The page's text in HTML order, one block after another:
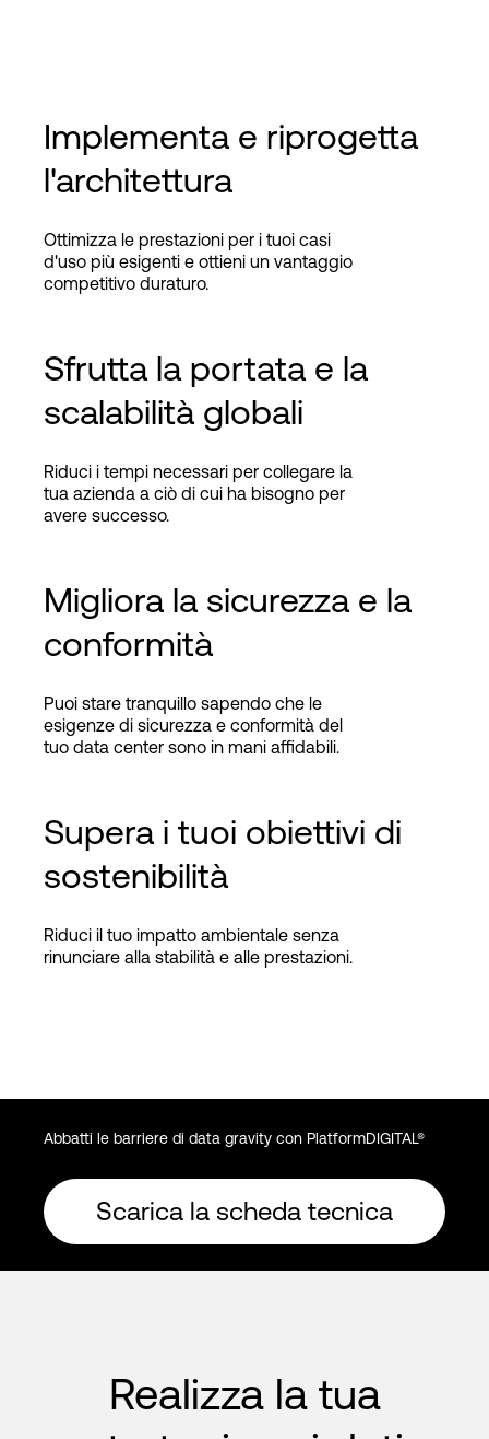
Implementa e riprogetta
l'architettura
Ottimizza le prestazioni per i tuoi casi
d'uso più esigenti e ottieni un vantaggio
competitivo duraturo.
Sfrutta la portata e la
scalabilità globali
Riduci i tempi necessari per collegare la
tua azienda a ciò di cui ha bisogno per
avere successo.
Migliora la sicurezza e la
conformità
Puoi stare tranquillo sapendo che le
esigenze di sicurezza e conformità del
tuo data center sono in mani affidabili.
Supera i tuoi obiettivi di
sostenibilità
Riduci il tuo impatto ambientale senza
rinunciare alla stabilità e alle prestazioni.
Abbatti le barriere di data gravity con PlatformDIGITAL®
Scarica la scheda tecnica
Realizza la tua